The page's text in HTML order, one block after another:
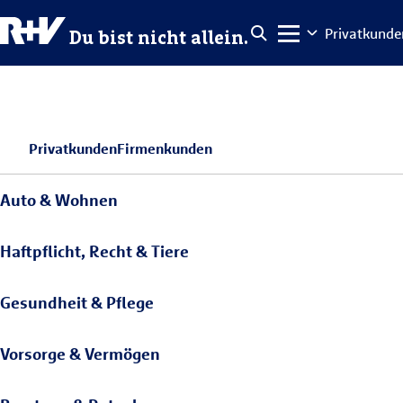
Du bist nicht allein.
PrivatkundenFirmenkunden
Auto & Wohnen
Haftpflicht, Recht & Tiere
Gesundheit & Pflege
Vorsorge & Vermögen